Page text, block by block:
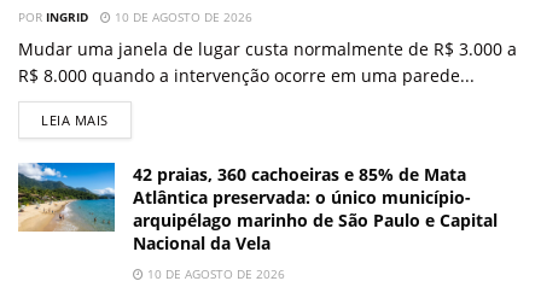
POR INGRID 10 DE AGOSTO DE 2026
Mudar uma janela de lugar custa normalmente de R$ 3.000 a
R$ 8.000 quando a intervenção ocorre em uma parede...
LEIA MAIS
42 praias, 360 cachoeiras e 85% de Mata
Atlântica preservada: o único município-
arquipélago marinho de São Paulo e Capital
Nacional da Vela
10 DE AGOSTO DE 2026